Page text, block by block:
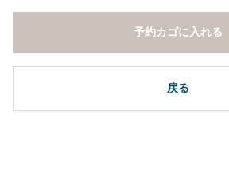
戻る
予約カゴに入れる